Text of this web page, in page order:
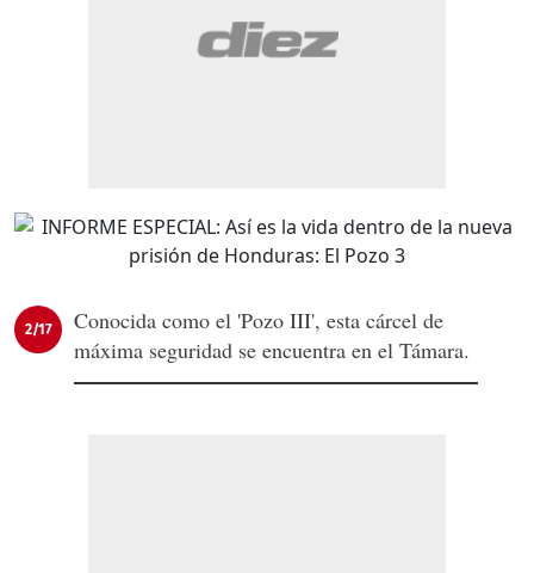
2/17
Conocida como el 'Pozo III', esta cárcel de
máxima seguridad se encuentra en el Támara.